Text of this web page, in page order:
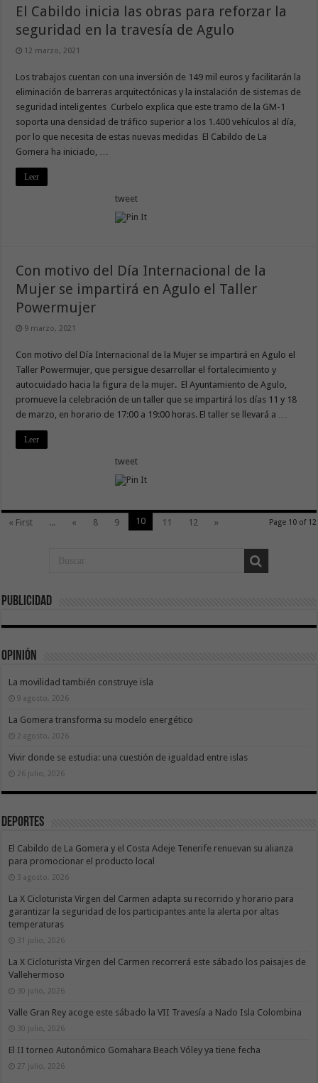
El Cabildo inicia las obras para reforzar la
seguridad en la travesía de Agulo
12 marzo, 2021
Los trabajos cuentan con una inversión de 149 mil euros y facilitarán la
eliminación de barreras arquitectónicas y la instalación de sistemas de
seguridad inteligentes Curbelo explica que este tramo de la GM-1
soporta una densidad de tráfico superior a los 1.400 vehículos al día,
por lo que necesita de estas nuevas medidas El Cabildo de La
Gomera ha iniciado, …
Leer
tweet
Con motivo del Día Internacional de la
Mujer se impartirá en Agulo el Taller
Powermujer
9 marzo, 2021
Con motivo del Día Internacional de la Mujer se impartirá en Agulo el
Taller Powermujer, que persigue desarrollar el fortalecimiento y
autocuidado hacia la figura de la mujer. El Ayuntamiento de Agulo,
promueve la celebración de un taller que se impartirá los días 11 y 18
de marzo, en horario de 17:00 a 19:00 horas. El taller se llevará a …
Leer
tweet
Page 10 of 12
« First ... « 8 9 10 11 12 »
Publicidad
Opinión
La movilidad también construye isla
9 agosto, 2026
La Gomera transforma su modelo energético
2 agosto, 2026
Vivir donde se estudia: una cuestión de igualdad entre islas
26 julio, 2026
Deportes
El Cabildo de La Gomera y el Costa Adeje Tenerife renuevan su alianza
para promocionar el producto local
3 agosto, 2026
La X Cicloturista Virgen del Carmen adapta su recorrido y horario para
garantizar la seguridad de los participantes ante la alerta por altas
temperaturas
31 julio, 2026
La X Cicloturista Virgen del Carmen recorrerá este sábado los paisajes de
Vallehermoso
30 julio, 2026
Valle Gran Rey acoge este sábado la VII Travesía a Nado Isla Colombina
30 julio, 2026
El II torneo Autonómico Gomahara Beach Vóley ya tiene fecha
27 julio, 2026